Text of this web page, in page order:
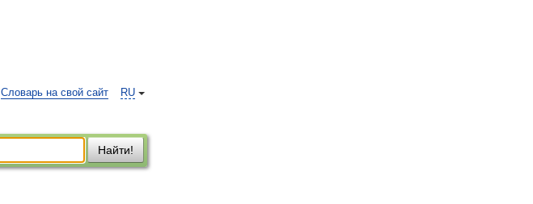
RU
Словарь на свой сайт
Найти!